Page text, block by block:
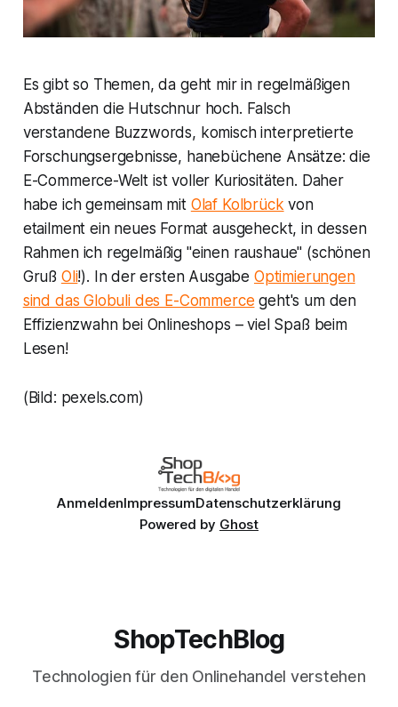
Es gibt so Themen, da geht mir in regelmäßigen
Abständen die Hutschnur hoch. Falsch
verstandene Buzzwords, komisch interpretierte
Forschungsergebnisse, hanebüchene Ansätze: die
E-Commerce-Welt ist voller Kuriositäten. Daher
habe ich gemeinsam mit Olaf Kolbrück von
etailment ein neues Format ausgeheckt, in dessen
Rahmen ich regelmäßig "einen raushaue" (schönen
Gruß Oli!). In der ersten Ausgabe Optimierungen
sind das Globuli des E-Commerce geht's um den
Effizienzwahn bei Onlineshops – viel Spaß beim
Lesen!
(Bild: pexels.com)
AnmeldenImpressumDatenschutzerklärung
Powered by Ghost
ShopTechBlog
Technologien für den Onlinehandel verstehen